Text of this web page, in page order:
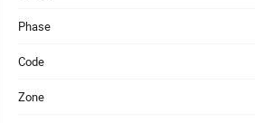
Phase
Code
Zone